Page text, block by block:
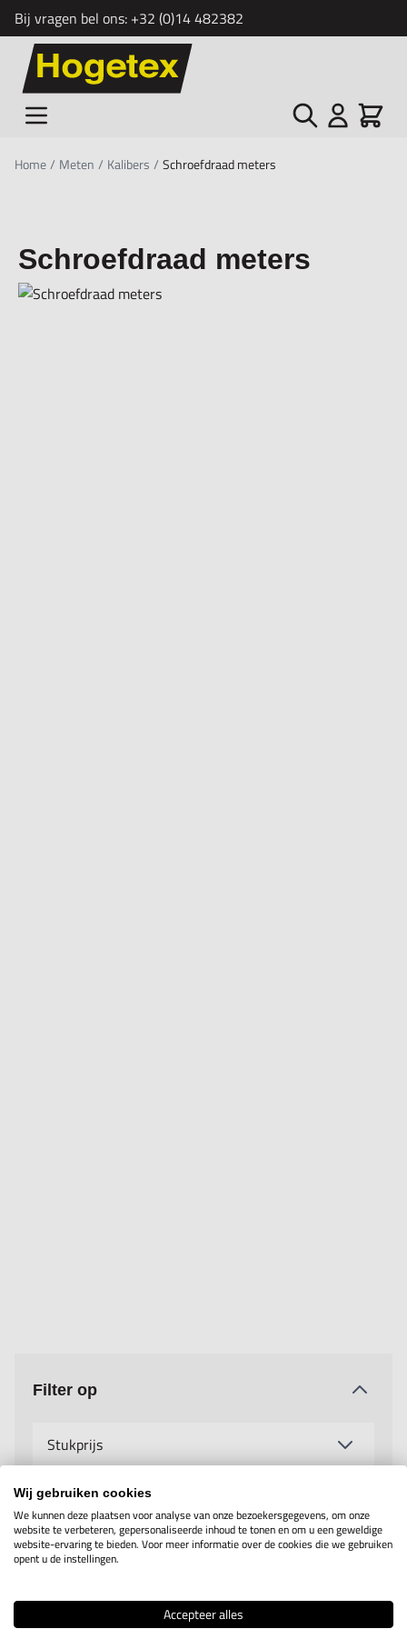
Bij vragen bel ons: +32 (0)14 482382
Ga naar de inhoud
Zoek Cart
Home/ Meten / Kalibers / Schroefdraad meters
Schroefdraad meters
Filter op
Stukprijs
Fabrikant
Wij gebruiken cookies
We kunnen deze plaatsen voor analyse van onze bezoekersgegevens, om onze
website te verbeteren, gepersonaliseerde inhoud te tonen en om u een geweldige
website-ervaring te bieden. Voor meer informatie over de cookies die we gebruiken
opent u de instellingen.
Accepteer alles